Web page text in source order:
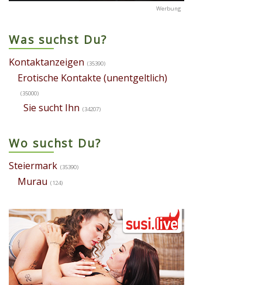
Was suchst Du?
Kontaktanzeigen (35390)
Erotische Kontakte (unentgeltlich)
(35000)
Sie sucht Ihn (34207)
Wo suchst Du?
Steiermark (35390)
Murau (124)